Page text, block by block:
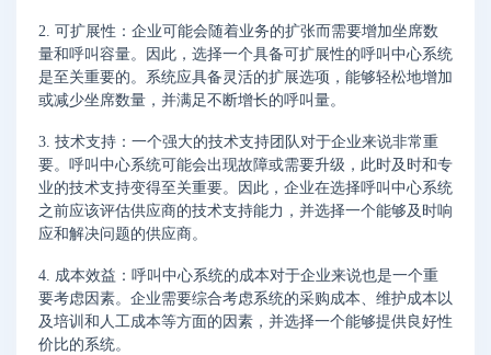
2. 可扩展性：企业可能会随着业务的扩张而需要增加坐席数
量和呼叫容量。因此，选择一个具备可扩展性的呼叫中心系统
是至关重要的。系统应具备灵活的扩展选项，能够轻松地增加
或减少坐席数量，并满足不断增长的呼叫量。
3. 技术支持：一个强大的技术支持团队对于企业来说非常重
要。呼叫中心系统可能会出现故障或需要升级，此时及时和专
业的技术支持变得至关重要。因此，企业在选择呼叫中心系统
之前应该评估供应商的技术支持能力，并选择一个能够及时响
应和解决问题的供应商。
4. 成本效益：呼叫中心系统的成本对于企业来说也是一个重
要考虑因素。企业需要综合考虑系统的采购成本、维护成本以
及培训和人工成本等方面的因素，并选择一个能够提供良好性
价比的系统。